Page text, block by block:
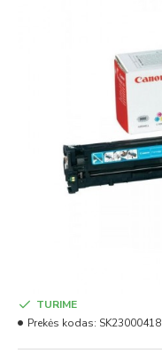
TURIME
Prekės kodas: SK23000418